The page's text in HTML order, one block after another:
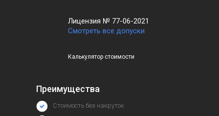
Преимущества
Стоимость без накруток
Лицензия № 77-06-2021
Смотреть все допуски
Калькулятор стоимости